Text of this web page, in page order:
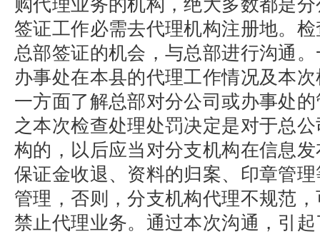
购代理业务的机构，绝大多数都是
签证工作必需去代理机构注册地。
总部签证的机会，与总部进行沟通
办事处在本县的代理工作情况及本
一方面了解总部对分公司或办事处
之本次检查处理处罚决定是对于总
构的，以后应当对分支机构在信息
保证金收退、资料的归案、印章管
管理，否则，分支机构代理不规范
禁止代理业务。通过本次沟通，引